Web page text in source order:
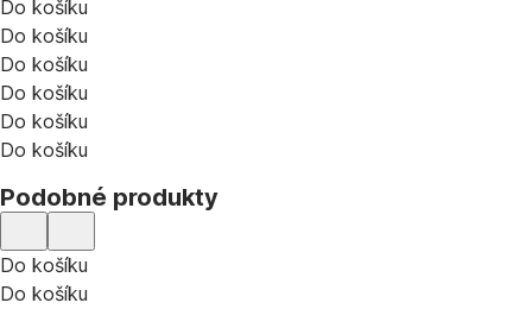
Do košíku
Do košíku
Do košíku
Do košíku
Do košíku
Do košíku
Podobné produkty
Do košíku
Do košíku